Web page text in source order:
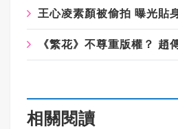
王心凌素顏被偷拍 曝光貼
相關閱讀